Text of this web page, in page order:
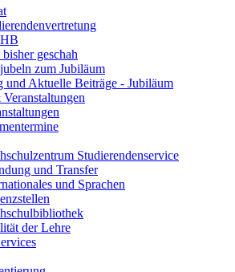
bisher geschah
zum Jubiläum
und Aktuelle Beiträge - Jubiläum
Studierendenservice
und Transfer
und Sprachen
der Lehre